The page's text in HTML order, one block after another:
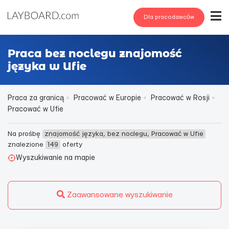
Dla pracodawców
Praca bez noclegu znajomość
języka w Ufie
Praca za granicą Pracować w Europie
Pracować w Rosji
Pracować w Ufie
Na prośbę
znajomość języka, bez noclegu, Pracować w Ufie
znalezione
149
oferty
Wyszukiwanie na mapie
Zaawansowane wyszukiwanie